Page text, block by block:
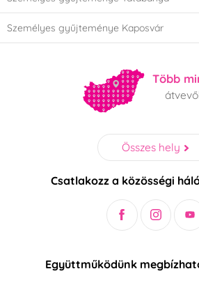
Személyes gyűjteménye Kaposvár
Több
Összes hely
Csatlakozz a közösségi
Együttműködünk